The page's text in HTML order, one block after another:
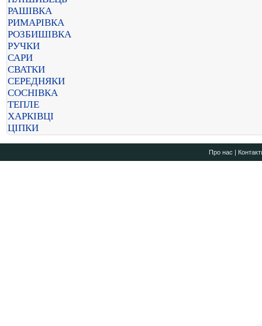
РАШІВКА
РИМАРІВКА
РОЗБИШІВКА
РУЧКИ
САРИ
СВАТКИ
СЕРЕДНЯКИ
СОСНІВКА
ТЕПЛЕ
ХАРКІВЦІ
ЦІПКИ
Про нас |